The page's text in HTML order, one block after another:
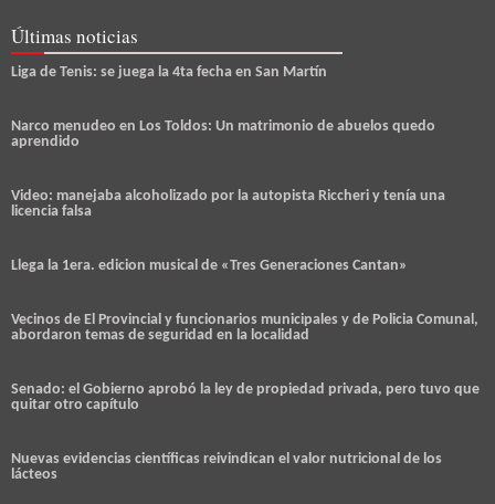
Últimas noticias
Liga de Tenis: se juega la 4ta fecha en San Martín
Narco menudeo en Los Toldos: Un matrimonio de abuelos quedo
aprendido
Video: manejaba alcoholizado por la autopista Riccheri y tenía una
licencia falsa
Llega la 1era. edicion musical de «Tres Generaciones Cantan»
Vecinos de El Provincial y funcionarios municipales y de Policia Comunal,
abordaron temas de seguridad en la localidad
Senado: el Gobierno aprobó la ley de propiedad privada, pero tuvo que
quitar otro capítulo
Nuevas evidencias científicas reivindican el valor nutricional de los
lácteos